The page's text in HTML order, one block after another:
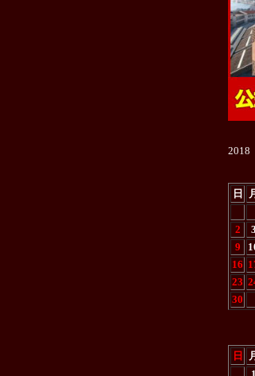
2018
日
2
3
9
16
23
30
日